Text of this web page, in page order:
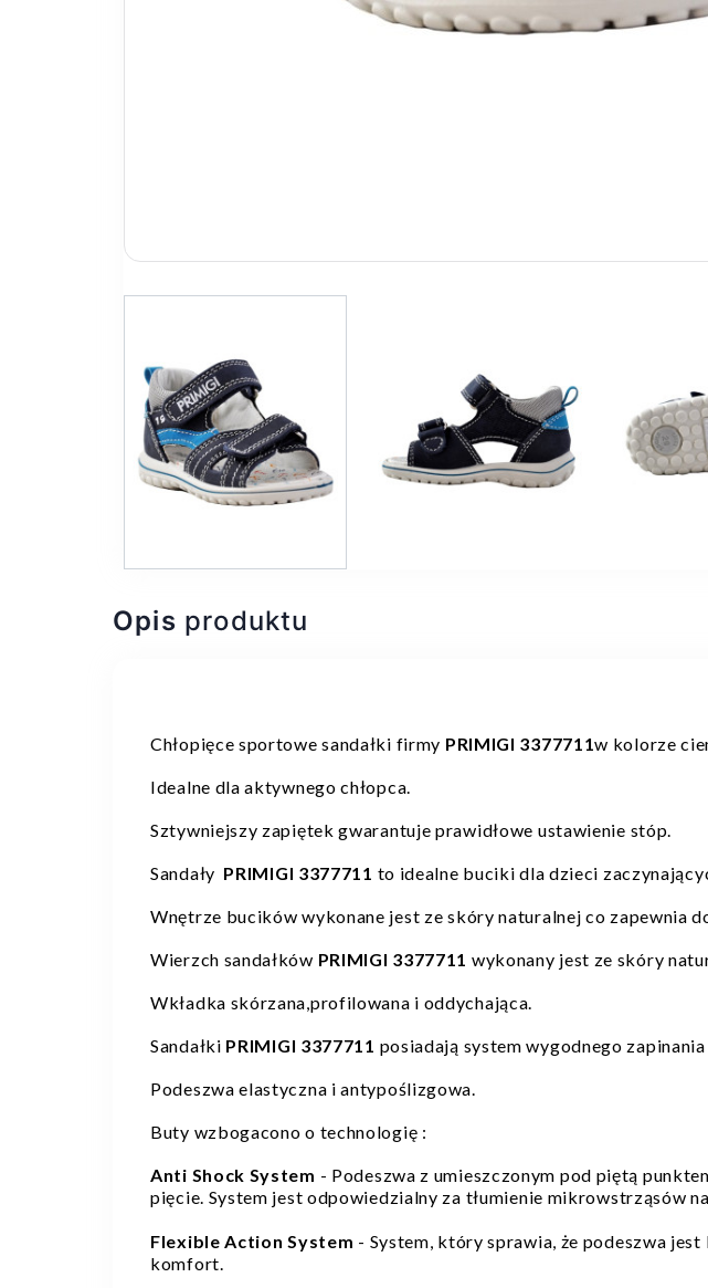
Opis produktu
Chłopięce sportowe sandałki firmy PRIMIGI 3377711w kolorze
Idealne dla aktywnego chłopca.
Sztywniejszy zapiętek gwarantuje prawidłowe ustawienie stóp.
Sandały PRIMIGI 3377711 to idealne buciki dla dzieci
Wnętrze bucików wykonane jest ze skóry naturalnej co zapewnia
Wierzch sandałków PRIMIGI 3377711 wykonany jest ze skóry
Wkładka skórzana,profilowana i oddychająca.
Sandałki PRIMIGI 3377711 posiadają system wygodnego
Podeszwa elastyczna i antypoślizgowa.
Buty wzbogacono o technologię :
Anti Shock System - Podeszwa z umieszczonym pod piętą
pięcie. System jest odpowiedzialny za tłumienie mikrowstrząsów
Flexible Action System - System, który sprawia, że podeszwa
komfort.